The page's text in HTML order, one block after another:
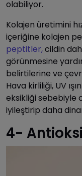
olabiliyor.
Kolajen üretimini
içeriğine kolajen
peptitler,cildin
görünmesine
belirtilerine ve
Hava kirliliği, UV
eksikliği sebebiyle
iyileştirip daha
4-